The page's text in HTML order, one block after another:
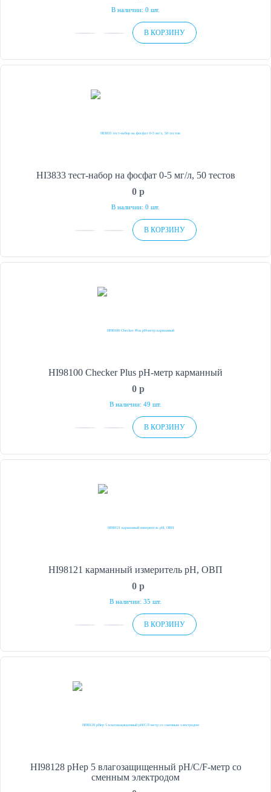
В наличии: 0 шт.
В КОРЗИНУ
HI3833 тест-набор на фосфат 0-5 мг/л, 50 тестов
0 p
В наличии: 0 шт.
В КОРЗИНУ
HI98100 Checker Plus рН-метр карманный
0 p
В наличии: 49 шт.
В КОРЗИНУ
HI98121 карманный измеритель рН, ОВП
0 p
В наличии: 35 шт.
В КОРЗИНУ
HI98128 pHep 5 влагозащищенный рН/С/F-метр со
сменным электродом